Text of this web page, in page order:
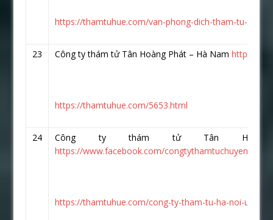
https://thamtuhue.com/van-phong-dich-tham-tu-ha-
23 Công ty thám tử Tân Hoàng Phát – Hà Namhttps://
https://thamtuhue.com/5653.html
24
Công ty thám tử Tân
https://www.facebook.com/
https://thamtuhue.com/cong-ty-tham-tu-ha-noi-uy-tin-